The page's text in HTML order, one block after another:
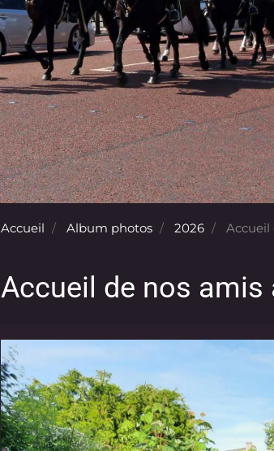
Accueil Album photos 2026 Accueil
Accueil de nos amis